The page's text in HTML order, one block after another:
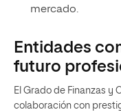
mercado.
Entidades
futuro
El Grado de Finanzas
colaboración con